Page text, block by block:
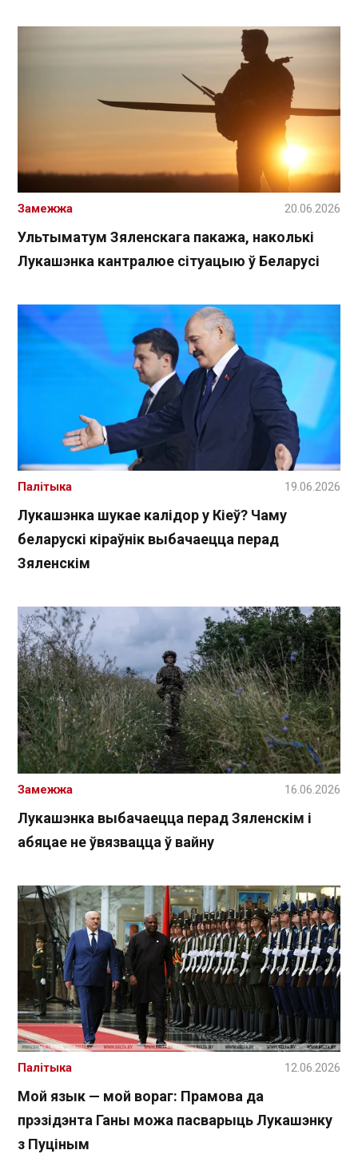
Ультыматум Зяленскага пакажа, наколькі
Лукашэнка кантралюе сітуацыю ў Беларусі
Замежжа 20.06.2026
Лукашэнка шукае калідор у Кіеў? Чаму
беларускі кіраўнік выбачаецца перад
Зяленскім
Палітыка 19.06.2026
Лукашэнка выбачаецца перад Зяленскім і
абяцае не ўвязвацца ў вайну
Замежжа 16.06.2026
Мой язык — мой вораг: Прамова да
прэзідэнта Ганы можа пасварыць Лукашэнку
з Пуціным
Палітыка 12.06.2026